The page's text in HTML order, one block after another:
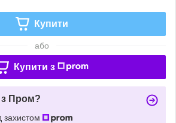
Купити
або
Купити з
з Пром?
захистом